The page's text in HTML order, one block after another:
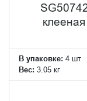
В упаковке: 4 шт
Вес: 3.05 кг